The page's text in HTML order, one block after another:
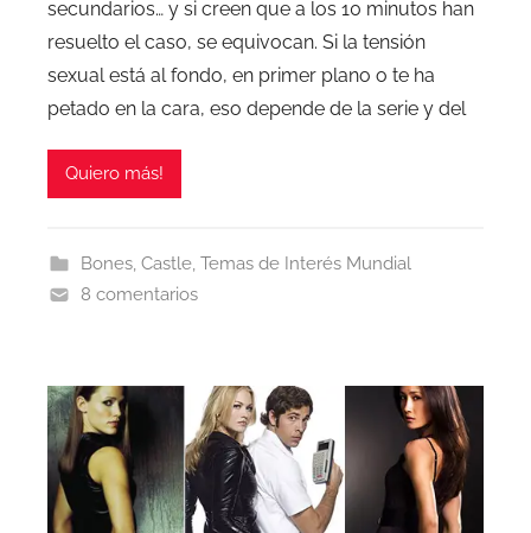
secundarios… y si creen que a los 10 minutos han
resuelto el caso, se equivocan. Si la tensión
sexual está al fondo, en primer plano o te ha
petado en la cara, eso depende de la serie y del
Quiero más!
Bones, Castle, Temas de Interés Mundial
8 comentarios